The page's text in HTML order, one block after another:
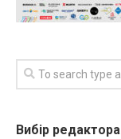
Вибір редактора